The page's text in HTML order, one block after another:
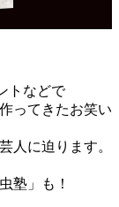
トなどで
ってきたお笑い
人に迫ります。
塾」も！